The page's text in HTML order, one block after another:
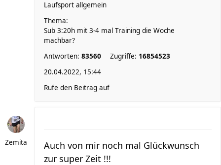
Laufsport allgemein
Thema:
Sub 3:20h mit 3-4 mal Training die Woche
machbar?
Antworten: 83560 Zugriffe: 16854523
20.04.2022, 15:44
Rufe den Beitrag auf
Zemita
Auch von mir noch mal Glückwunsch
zur super Zeit !!!